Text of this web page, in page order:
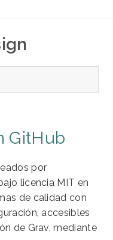
GitHub
por
licencia MIT en
de calidad con
accesibles
de Grav, mediante